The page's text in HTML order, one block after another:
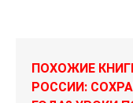
ПОХОЖИЕ
РОССИИ: